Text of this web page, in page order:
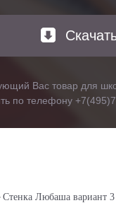
Вас товар для
по телефону
Стенка Любаша вариант 3